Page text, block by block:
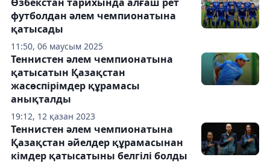
11:50, 06 маусым 2025
футболдан әлем чемпионатына
қатысады
19:12, 12 қазан 2023
Теннистен әлем чемпионатына
қатысатын Қазақстан
жасөспірімдер құрамасы
анықталды
Теннистен әлем чемпионатына
Қазақстан әйелдер құрамасынан
кімдер қатысатыны белгілі болды